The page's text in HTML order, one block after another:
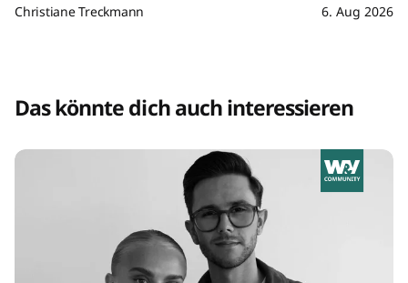
Christiane Treckmann 6. Aug 2026
Das könnte dich auch interessieren